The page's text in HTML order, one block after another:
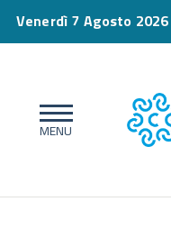
Venerdì 7 Agosto 2026